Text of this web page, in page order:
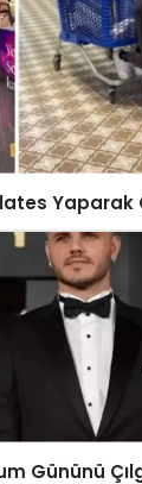
Gününü